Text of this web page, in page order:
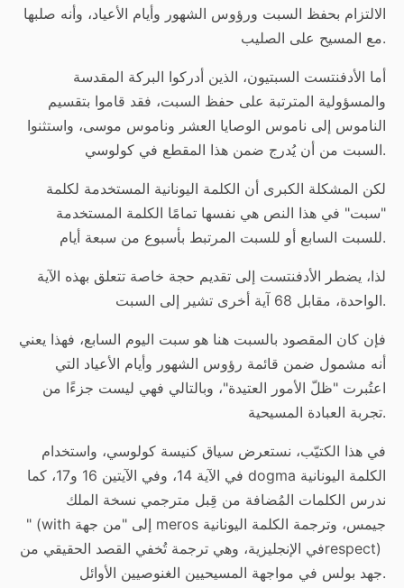
الالتزام بحفظ السبت ورؤوس الشهور وأيام الأعياد، وأنه صلبها
مع المسيح على الصليب.
أما الأدفنتست السبتيون، الذين أدركوا البركة المقدسة
والمسؤولية المترتبة على حفظ السبت، فقد قاموا بتقسيم
الناموس إلى ناموس الوصايا العشر وناموس موسى، واستثنوا
السبت من أن يُدرج ضمن هذا المقطع في كولوسي.
لكن المشكلة الكبرى أن الكلمة اليونانية المستخدمة لكلمة
"سبت" في هذا النص هي نفسها تمامًا الكلمة المستخدمة
للسبت السابع أو للسبت المرتبط بأسبوع من سبعة أيام.
لذا، يضطر الأدفنتست إلى تقديم حجة خاصة تتعلق بهذه الآية
الواحدة، مقابل 68 آية أخرى تشير إلى السبت.
فإن كان المقصود بالسبت هنا هو سبت اليوم السابع، فهذا يعني
أنه مشمول ضمن قائمة رؤوس الشهور وأيام الأعياد التي
اعتُبرت "ظلّ الأمور العتيدة"، وبالتالي فهي ليست جزءًا من
تجربة العبادة المسيحية.
في هذا الكتيّب، نستعرض سياق كنيسة كولوسي، واستخدام
الكلمة اليونانية dogma
في الآية 14، وفي الآيتين 16 و17، كما
ندرس الكلمات المُضافة من قِبل مترجمي نسخة الملك
جيمس، وترجمة الكلمة اليونانية meros إلى "من جهة " (with
respect)في الإنجليزية، وهي ترجمة تُخفي القصد الحقيقي من
جهد بولس في مواجهة المسيحيين الغنوصيين الأوائل.